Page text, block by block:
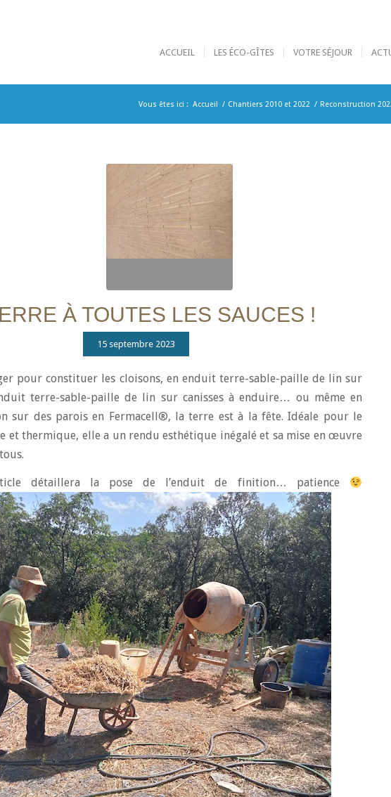
ACCUEIL LES ÉCO-GÎTES VOTRE SÉJOUR
Vous êtes ici : Accueil / Chantiers 2010 et 2022 / Reconstruction
À TOUTES LES SAUCES !
15 septembre 2023
pour constituer les cloisons, en enduit terre-sable-paille de lin sur
terre-sable-paille de lin sur canisses à enduire… ou même en
sur des parois en Fermacell®, la terre est à la fête. Idéale pour le
et thermique, elle a un rendu esthétique inégalé et sa mise en œuvre
détaillera la pose de l’enduit de finition… patience